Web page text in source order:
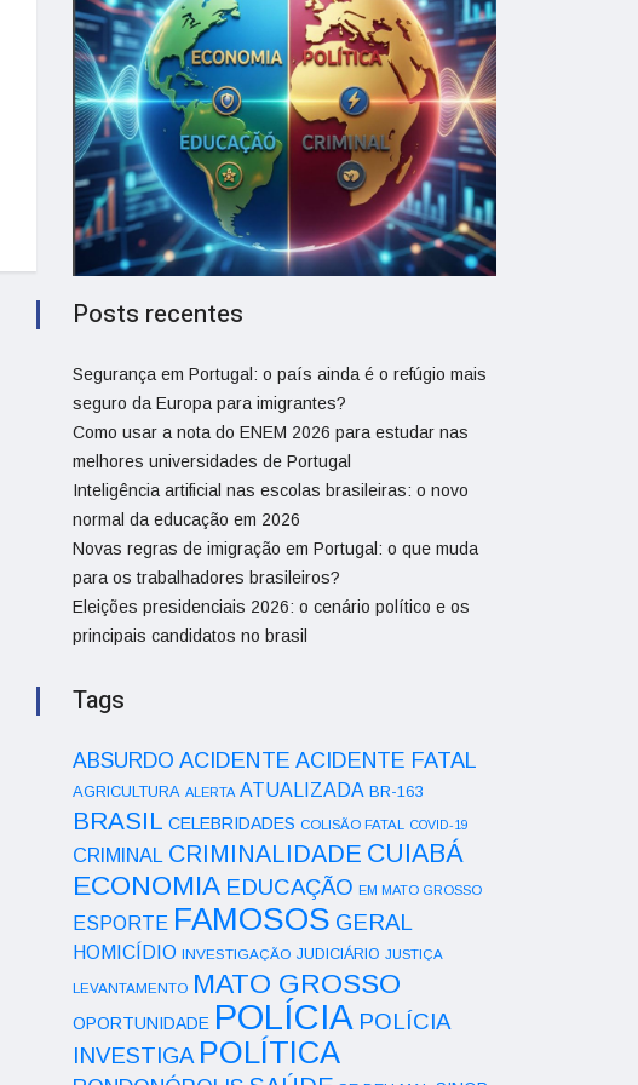
Posts recentes
Segurança em Portugal: o país ainda é o refúgio mais
seguro da Europa para imigrantes?
Como usar a nota do ENEM 2026 para estudar nas
melhores universidades de Portugal
Inteligência artificial nas escolas brasileiras: o novo
normal da educação em 2026
Novas regras de imigração em Portugal: o que muda
para os trabalhadores brasileiros?
Eleições presidenciais 2026: o cenário político e os
principais candidatos no brasil
Tags
ABSURDO ACIDENTE ACIDENTE FATAL
AGRICULTURA ALERTA ATUALIZADA BR-163
BRASIL CELEBRIDADES COLISÃO FATAL COVID-19
CRIMINAL CRIMINALIDADE CUIABÁ
ECONOMIA EDUCAÇÃO EM MATO GROSSO
ESPORTE FAMOSOS GERAL
HOMICÍDIO INVESTIGAÇÃO JUDICIÁRIO JUSTIÇA
LEVANTAMENTO MATO GROSSO
OPORTUNIDADE POLÍCIA POLÍCIA
INVESTIGA POLÍTICA